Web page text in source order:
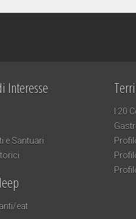
Interesse
e Santuari
eat
I 20